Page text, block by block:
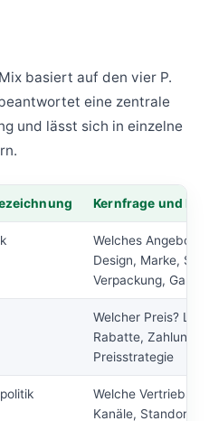
basiert auf den vier P.
eine zentrale
und lässt sich in einzelne
Kernfrage und
Welches Angebot?
Design, Marke,
Verpackung,
Welcher Preis?
Rabatte,
Preisstrategie
Welche
Kanäle, Standorte,